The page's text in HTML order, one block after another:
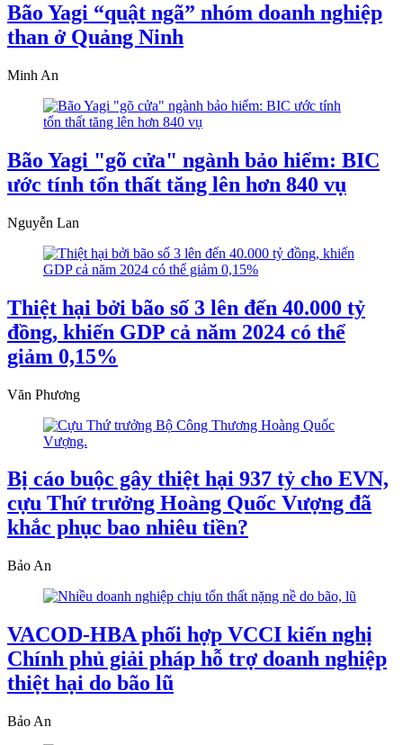
Bão Yagi “quật ngã” nhóm doanh nghiệp
than ở Quảng Ninh
Minh An
Bão Yagi "gõ cửa" ngành bảo hiểm: BIC
ước tính tổn thất tăng lên hơn 840 vụ
Nguyễn Lan
Thiệt hại bởi bão số 3 lên đến 40.000 tỷ
đồng, khiến GDP cả năm 2024 có thể
giảm 0,15%
Văn Phương
Bị cáo buộc gây thiệt hại 937 tỷ cho EVN,
cựu Thứ trưởng Hoàng Quốc Vượng đã
khắc phục bao nhiêu tiền?
Bảo An
VACOD-HBA phối hợp VCCI kiến nghị
Chính phủ giải pháp hỗ trợ doanh nghiệp
thiệt hại do bão lũ
Bảo An